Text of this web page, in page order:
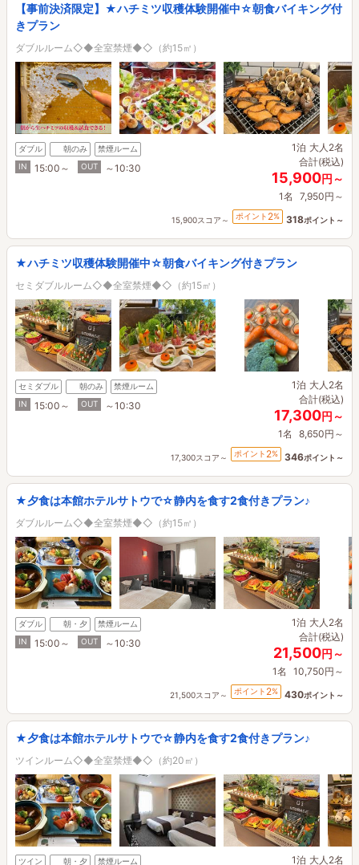
【事前決済限定】★ハチミツ収穫体験開催中☆朝食バイキング付
きプラン
ダブルルーム◇◆全室禁煙◆◇（約15㎡）
ダブル 朝のみ
禁煙ルーム
IN
15:00～ OUT ～10:30
1泊 大人2名
合計(税込)
15,900円～
1名 7,950円～
15,900スコア～ ポイント 2% 318ポイント～
★ハチミツ収穫体験開催中☆朝食バイキング付きプラン
セミダブルルーム◇◆全室禁煙◆◇（約15㎡）
セミダブル 朝のみ
禁煙ルーム
IN
15:00～ OUT ～10:30
1泊 大人2名
合計(税込)
17,300円～
1名 8,650円～
17,300スコア～ ポイント 2% 346ポイント～
★夕食は本館ホテルサトウで☆静内を食す2食付きプラン♪
ダブルルーム◇◆全室禁煙◆◇（約15㎡）
ダブル 朝・夕
禁煙ルーム
IN
15:00～ OUT ～10:30
1泊 大人2名
合計(税込)
21,500円～
1名 10,750円～
21,500スコア～ ポイント 2% 430ポイント～
★夕食は本館ホテルサトウで☆静内を食す2食付きプラン♪
ツインルーム◇◆全室禁煙◆◇（約20㎡）
ツイン 朝・夕
禁煙ルーム
1泊 大人2名